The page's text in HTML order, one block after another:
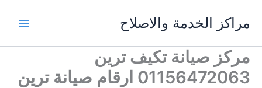
المحتوى
مراكز الخدمة والاصلاح
مركز صيانة تكيف ترين
01156472063 ارقام صيانة ترين